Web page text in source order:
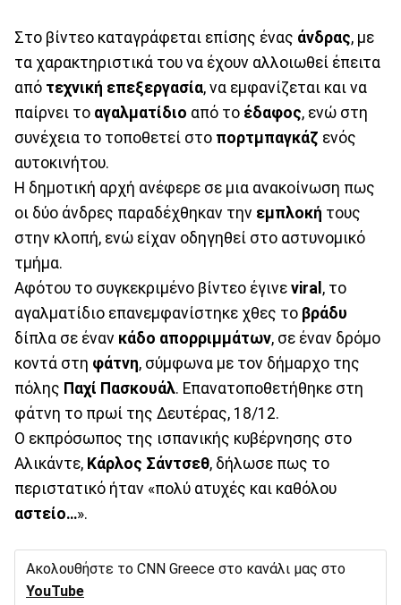
Στο βίντεο καταγράφεται επίσης ένας άνδρας, με
τα χαρακτηριστικά του να έχουν αλλοιωθεί έπειτα
από τεχνική επεξεργασία, να εμφανίζεται και να
παίρνει το αγαλματίδιο από το έδαφος, ενώ στη
συνέχεια το τοποθετεί στο πορτμπαγκάζ ενός
αυτοκινήτου.
Η δημοτική αρχή ανέφερε σε μια ανακοίνωση πως
οι δύο άνδρες παραδέχθηκαν την εμπλοκή τους
στην κλοπή, ενώ είχαν οδηγηθεί στο αστυνομικό
τμήμα.
Αφότου το συγκεκριμένο βίντεο έγινε viral , το
αγαλματίδιο επανεμφανίστηκε χθες το βράδυ
δίπλα σε έναν κάδο απορριμμάτων, σε έναν δρόμο
κοντά στη φάτνη, σύμφωνα με τον δήμαρχο της
πόλης Παχί Πασκουάλ. Επανατοποθετήθηκε στη
φάτνη το πρωί της Δευτέρας, 18/12.
Ο εκπρόσωπος της ισπανικής κυβέρνησης στο
Αλικάντε, Κάρλος Σάντσεθ, δήλωσε πως το
περιστατικό ήταν «πολύ ατυχές και καθόλου
αστείο…».
Ακολουθήστε το CNN Greece στο κανάλι μας στο
YouTube